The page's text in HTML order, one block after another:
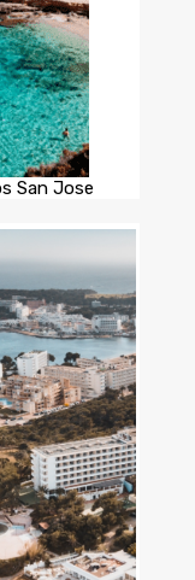
San Jose